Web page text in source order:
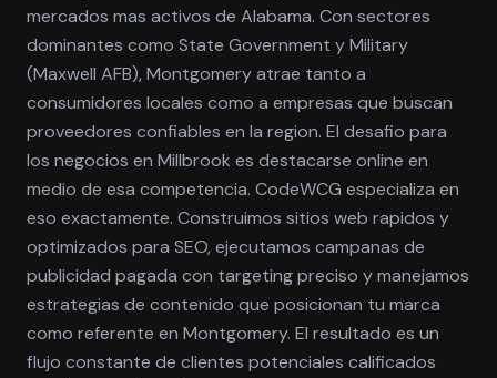
mercados mas activos de Alabama. Con sectores
dominantes como State Government y Military
(Maxwell AFB), Montgomery atrae tanto a
consumidores locales como a empresas que buscan
proveedores confiables en la region. El desafio para
los negocios en Millbrook es destacarse online en
medio de esa competencia. CodeWCG especializa en
eso exactamente. Construimos sitios web rapidos y
optimizados para SEO, ejecutamos campanas de
publicidad pagada con targeting preciso y manejamos
estrategias de contenido que posicionan tu marca
como referente en Montgomery. El resultado es un
flujo constante de clientes potenciales calificados